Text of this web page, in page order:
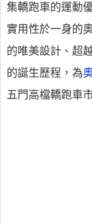
集轎跑車的運動
實用性於一身的
的唯美設計、超
的誕生歷程，為
五門高檔轎跑車